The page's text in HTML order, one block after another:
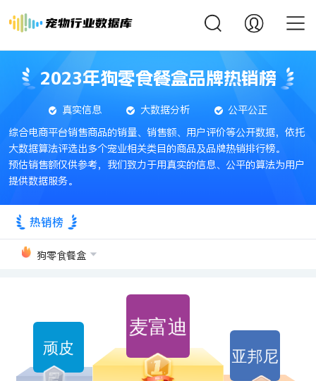
2023年狗零食餐盒品牌热销榜
真实信息 大数据分析
公平公正
综合电商平台销售商品的销量、销售额、用户评价等公开数据，依托
大数据算法评选出多个宠业相关类目的商品及品牌热销排行榜。
预估销售额仅供参考，我们致力于用真实的信息、公平的算法为用户
提供数据服务。
热销榜
狗零食餐盒